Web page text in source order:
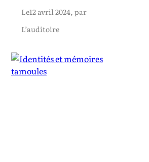
Le12 avril 2024, par
L’auditoire